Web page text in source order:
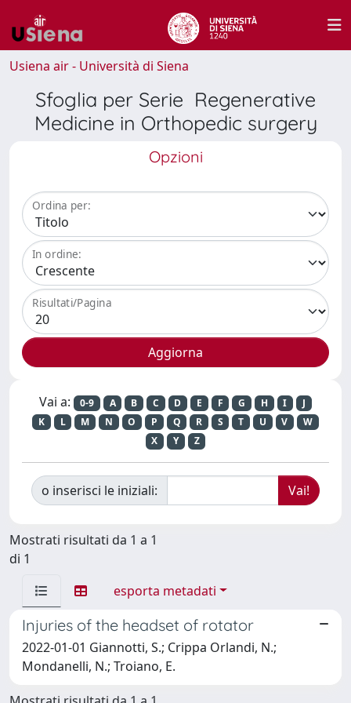
Usiena air - Università di Siena
Sfoglia per Serie Regenerative
Medicine in Orthopedic surgery
Opzioni
Ordina per:
In ordine:
Risultati/Pagina
Vai a: 0-9 A B C D E F G H I
J
K
L M N O P Q R S T U V
W
X
Y Z
o inserisci le iniziali:
Mostrati risultati da 1 a 1
di 1
esporta metadati
Injuries of the headset of rotator
2022-01-01 Giannotti, S.; Crippa Orlandi, N.;
Mondanelli, N.; Troiano, E.